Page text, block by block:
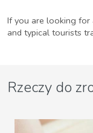
If you are looking for
and typical tourists
Rzeczy do